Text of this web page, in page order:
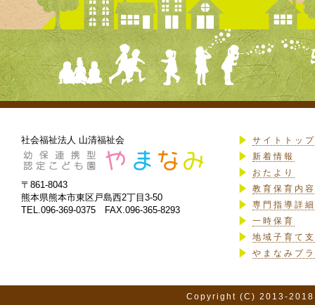
社会福祉法人 山清福祉会
〒861-8043
熊本県熊本市東区戸島西2丁目3-50
TEL.096-369-0375 FAX.096-365-8293
サイトトップ
新着情報
おたより
教育保育内
専門指導詳細
一時保育
地域子育て
やまなみプ
Copyright (C) 2013-